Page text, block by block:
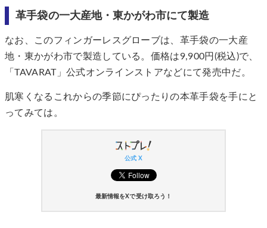
革手袋の一大産地・東かがわ市にて製造
なお、このフィンガーレスグローブは、革手袋の一大産
地・東かがわ市で製造している。価格は9,900円(税込)で、
「TAVARAT」公式オンラインストアなどにて発売中だ。
肌寒くなるこれからの季節にぴったりの本革手袋を手にと
ってみては。
公式 X
最新情報をXで受け取ろう！